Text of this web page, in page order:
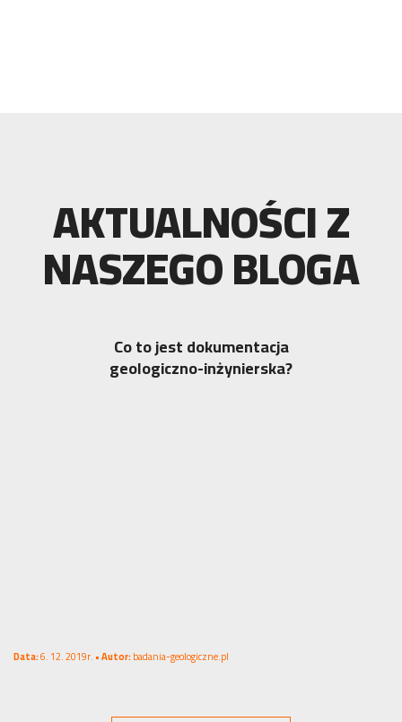
AKTUALNOŚCI Z
NASZEGO BLOGA
Co to jest dokumentacja
geologiczno-inżynierska?
Data:6. 12. 2019r. •Autor:badania-geologiczne.pl